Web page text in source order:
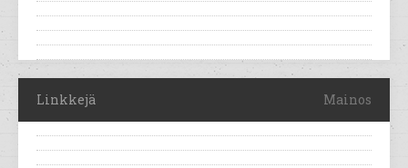
Linkkejä Mainos